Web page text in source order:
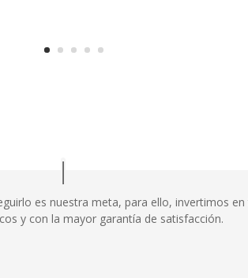
es nuestra meta, para ello, invertimos
y con la mayor garantía de satisfacción.